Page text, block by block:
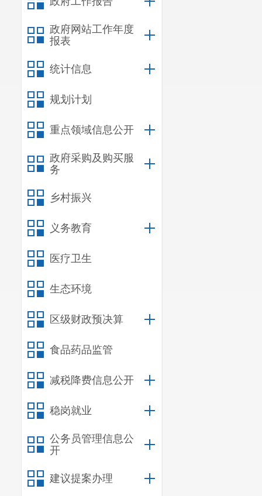
政府网站工作年度
报表
统计信息
规划计划
重点领域信息公开
政府采购及购买服
务
乡村振兴
义务教育
医疗卫生
生态环境
区级财政预决算
食品药品监管
减税降费信息公开
稳岗就业
公务员管理信息公
开
建议提案办理